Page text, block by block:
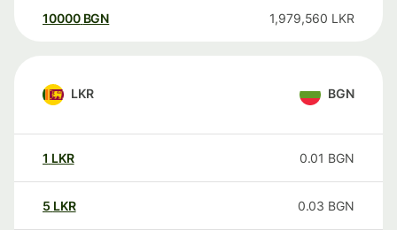
10000 BGN 1,979,560 LKR
LKR BGN
1 LKR 0.01 BGN
5 LKR 0.03 BGN